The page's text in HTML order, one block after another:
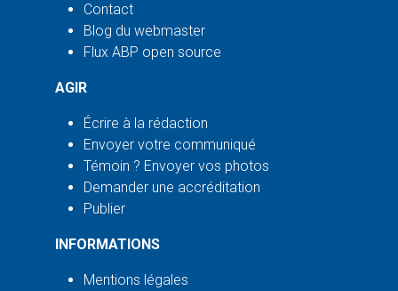
Contact
Blog du webmaster
Flux ABP open source
AGIR
Écrire à la rédaction
Envoyer votre communiqué
Témoin ? Envoyer vos photos
Demander une accréditation
Publier
INFORMATIONS
Mentions légales